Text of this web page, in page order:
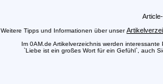
Weitere Tipps und Informationen über unser
Im 0AM.de Artikelverzeichnis werden
`Liebe ist ein großes Wort für ein Gefühl`, auch